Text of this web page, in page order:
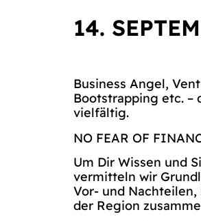
14.
Business Angel,
Bootstrapping etc. –
vielfältig.
NO FEAR OF
Um Dir Wissen und
vermitteln wir
Vor- und
der Region